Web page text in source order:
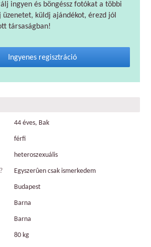
ingyen és böngéssz fotókat a többi
küldj ajándékot, érezd jól
társaságban!
Ingyenes regisztráció
44 éves, Bak
férfi
heteroszexuális
Egyszerûen csak ismerkedem
Budapest
Barna
Barna
80 kg